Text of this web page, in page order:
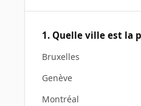
1. Quelle ville est la
Bruxelles
Genève
Montréal